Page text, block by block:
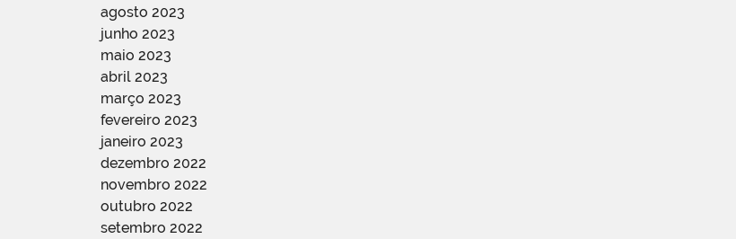
agosto 2023
junho 2023
maio 2023
abril 2023
março 2023
fevereiro 2023
janeiro 2023
dezembro 2022
novembro 2022
outubro 2022
setembro 2022